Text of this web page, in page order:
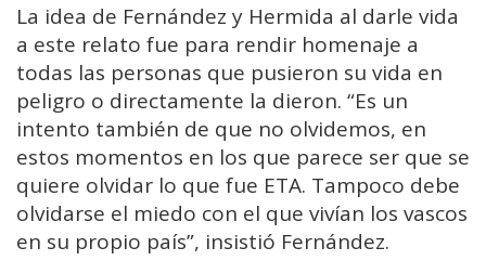
La idea de Fernández y Hermida al darle vida
a este relato fue para rendir homenaje a
todas las personas que pusieron su vida en
peligro o directamente la dieron. “Es un
intento también de que no olvidemos, en
estos momentos en los que parece ser que se
quiere olvidar lo que fue ETA. Tampoco debe
olvidarse el miedo con el que vivían los vascos
en su propio país”, insistió Fernández.